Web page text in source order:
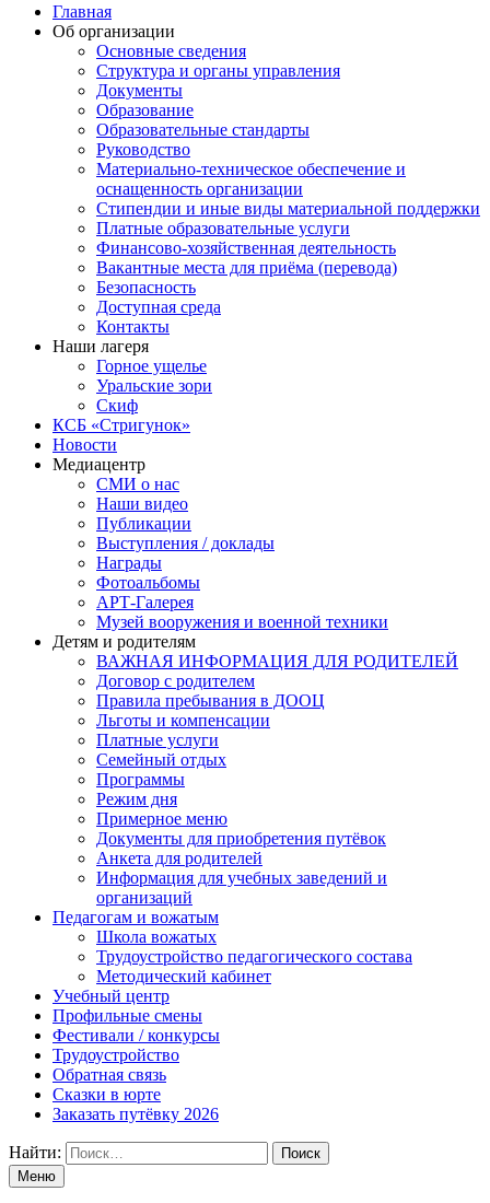
Главная
Об организации
Основные сведения
Структура и органы управления
Документы
Образование
Образовательные стандарты
Руководство
Материально-техническое обеспечение и
оснащенность организации
Стипендии и иные виды материальной поддержки
Платные образовательные услуги
Финансово-хозяйственная деятельность
Вакантные места для приёма (перевода)
Безопасность
Доступная среда
Контакты
Наши лагеря
Горное ущелье
Уральские зори
Скиф
КСБ «Стригунок»
Новости
Медиацентр
СМИ о нас
Наши видео
Публикации
Выступления / доклады
Награды
Фотоальбомы
АРТ-Галерея
Музей вооружения и военной техники
Детям и родителям
ВАЖНАЯ ИНФОРМАЦИЯ ДЛЯ РОДИТЕЛЕЙ
Договор с родителем
Правила пребывания в ДООЦ
Льготы и компенсации
Платные услуги
Семейный отдых
Программы
Режим дня
Примерное меню
Документы для приобретения путёвок
Анкета для родителей
Информация для учебных заведений и
организаций
Педагогам и вожатым
Школа вожатых
Трудоустройство педагогического состава
Методический кабинет
Учебный центр
Профильные смены
Фестивали / конкурсы
Трудоустройство
Обратная связь
Сказки в юрте
Заказать путёвку 2026
Найти:
Меню